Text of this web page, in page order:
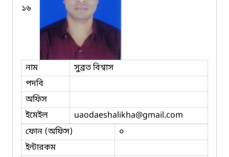
১৬
নাম
সুব্রত বিশ্বাস
পদবি
অফিস
ইমেইল
uaodaeshalikha@gmail.com
ফোন (অফিস)
০
ইন্টারকম